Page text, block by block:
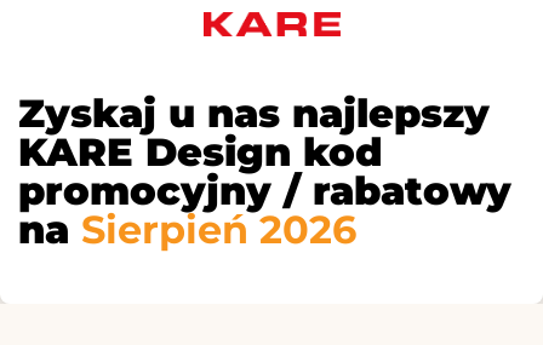
Zyskaj u nas najlepszy
KARE Design kod
promocyjny / rabatowy
na Sierpień 2026